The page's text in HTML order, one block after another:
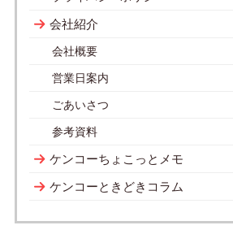
会社紹介
会社概要
営業日案内
ごあいさつ
参考資料
ケンコーちょこっとメモ
ケンコーときどきコラム